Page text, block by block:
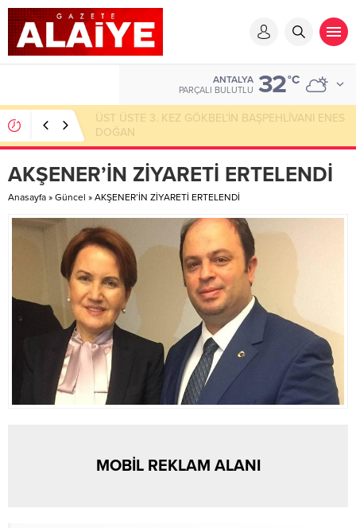
ANTALYA
PARÇALI BULUTLU 32°C
SAPADERE’DE ZAMANLA YARIŞ!
AKŞENER’İN ZİYARETİ ERTELENDİ
Anasayfa » Güncel » AKŞENER’İN ZİYARETİ ERTELENDİ
MOBİL REKLAM ALANI